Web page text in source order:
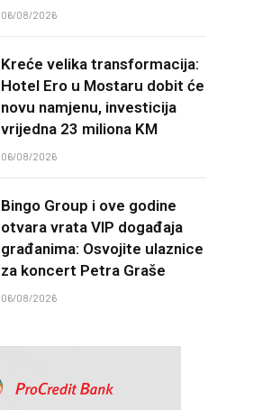
06/08/2026
Kreće velika transformacija:
Hotel Ero u Mostaru dobit će
novu namjenu, investicija
vrijedna 23 miliona KM
06/08/2026
Bingo Group i ove godine
otvara vrata VIP događaja
građanima: Osvojite ulaznice
za koncert Petra Graše
06/08/2026